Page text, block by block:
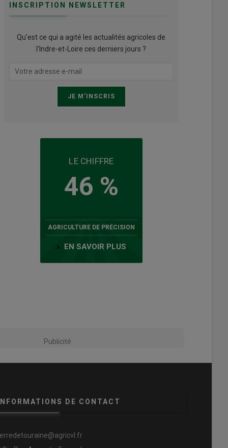
INSCRIPTION NEWSLETTER
Qu’est ce qui a agité les actualités agricoles de
l'Indre-et-Loire ces derniers jours ?
LE CHIFFRE
46 %
AGRICULTURE DE PRÉCISION
EN SAVOIR PLUS
Publicité
DE CONTACT